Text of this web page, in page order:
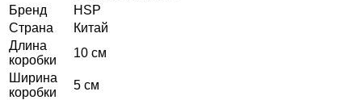
Бренд
HSP
Страна
Китай
Длина
коробки
10 см
Ширина
коробки
5 см